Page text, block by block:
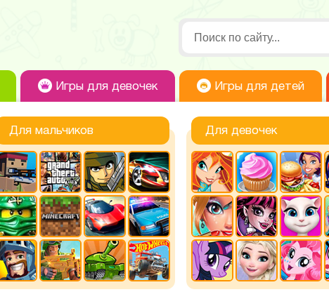
Игры для девочек Игры для детей
Для мальчиков Для девочек